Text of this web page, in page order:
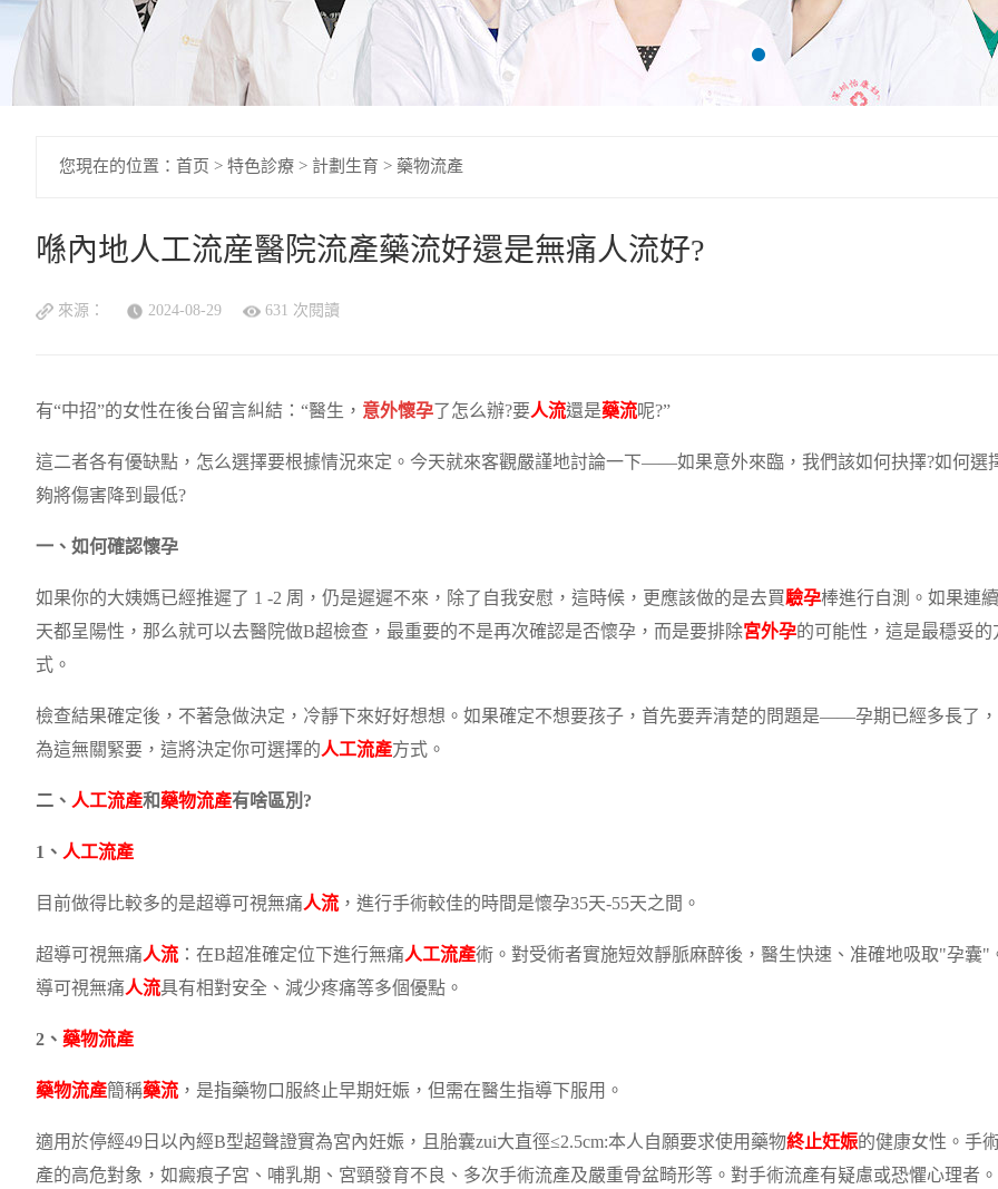
您現在的位置： 首页 > 特色診療 > 計劃生育 > 藥物流產
喺內地人工流産醫院流產藥流好還是無痛人流好?
來源： 2024-08-29 631 次閱讀
有“中招”的女性在後台留言糾結：“醫生， 意外懷孕 了怎么辦?要人流還是藥流呢?”
這二者各有優缺點，怎么選擇要根據情況來定。今天就來客觀嚴謹地討論一下——如果意外來臨，我們該如何抉擇?如何選
夠將傷害降到最低?
一、如何確認懷孕
如果你的大姨媽已經推遲了 1 -2 周，仍是遲遲不來，除了自我安慰，這時候，更應該做的是去買驗孕棒進行自測。如果連
天都呈陽性，那么就可以去醫院做B超檢查，最重要的不是再次確認是否懷孕，而是要排除宮外孕的可能性，這是最穩妥的
式。
檢查結果確定後，不著急做決定，冷靜下來好好想想。如果確定不想要孩子，首先要弄清楚的問題是——孕期已經多長了
為這無關緊要，這將決定你可選擇的人工流產方式。
二、 人工流產和藥物流產有啥區別?
1、 人工流產
目前做得比較多的是超導可視無痛人流 ，進行手術較佳的時間是懷孕35天-55天之間。
超導可視無痛人流 ：在B超准確定位下進行無痛人工流產術。對受術者實施短效靜脈麻醉後，醫生快速、准確地吸取"孕囊"
導可視無痛人流具有相對安全、減少疼痛等多個優點。
2、 藥物流產
藥物流產簡稱藥流 ，是指藥物口服終止早期妊娠，但需在醫生指導下服用。
適用於停經49日以內經B型超聲證實為宮內妊娠，且胎囊zui大直徑≤2.5cm:本人自願要求使用藥物終止妊娠的健康女性。手
產的高危對象，如癜痕子宮、哺乳期、宮頸發育不良、多次手術流產及嚴重骨盆畸形等。對手術流產有疑慮或恐懼心理者。